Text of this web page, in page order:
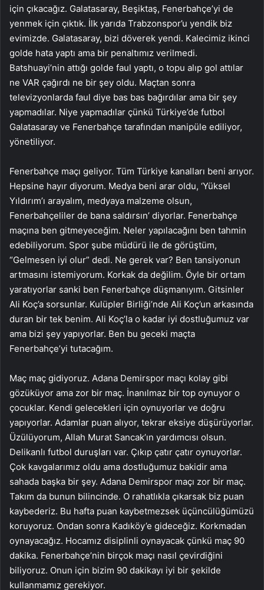
için çıkacağız. Galatasaray, Beşiktaş, Fenerbahçe’yi de
yenmek için çıktık. İlk yarıda Trabzonspor’u yendik biz
evimizde. Galatasaray, bizi döverek yendi. Kalecimiz ikinci
golde hata yaptı ama bir penaltımız verilmedi.
Batshuayi’nin attığı golde faul yaptı, o topu alıp gol attılar
ne VAR çağırdı ne bir şey oldu. Maçtan sonra
televizyonlarda faul diye bas bas bağırdılar ama bir şey
yapmadılar. Niye yapmadılar çünkü Türkiye’de futbol
Galatasaray ve Fenerbahçe tarafından manipüle ediliyor,
yönetiliyor.
Fenerbahçe maçı geliyor. Tüm Türkiye kanalları beni arıyor.
Hepsine hayır diyorum. Medya beni arar oldu, ‘Yüksel
Yıldırım’ı arayalım, medyaya malzeme olsun,
Fenerbahçeliler de bana saldırsın’ diyorlar. Fenerbahçe
maçına ben gitmeyeceğim. Neler yapılacağını ben tahmin
edebiliyorum. Spor şube müdürü ile de görüştüm,
“Gelmesen iyi olur” dedi. Ne gerek var? Ben tansiyonun
artmasını istemiyorum. Korkak da değilim. Öyle bir ortam
yaratıyorlar sanki ben Fenerbahçe düşmanıyım. Gitsinler
Ali Koç’a sorsunlar. Kulüpler Birliği’nde Ali Koç’un arkasında
duran bir tek benim. Ali Koç’la o kadar iyi dostluğumuz var
ama bizi şey yapıyorlar. Ben bu geceki maçta
Fenerbahçe’yi tutacağım.
Maç maç gidiyoruz. Adana Demirspor maçı kolay gibi
gözüküyor ama zor bir maç. İnanılmaz bir top oynuyor o
çocuklar. Kendi gelecekleri için oynuyorlar ve doğru
yapıyorlar. Adamlar puan alıyor, tekrar eksiye düşürüyorlar.
Üzülüyorum, Allah Murat Sancak’ın yardımcısı olsun.
Delikanlı futbol duruşları var. Çıkıp çatır çatır oynuyorlar.
Çok kavgalarımız oldu ama dostluğumuz bakidir ama
sahada başka bir şey. Adana Demirspor maçı zor bir maç.
Takım da bunun bilincinde. O rahatlıkla çıkarsak biz puan
kaybederiz. Bu hafta puan kaybetmezsek üçüncülüğümüzü
koruyoruz. Ondan sonra Kadıköy’e gideceğiz. Korkmadan
oynayacağız. Hocamız disiplinli oynayacak çünkü maç 90
dakika. Fenerbahçe’nin birçok maçı nasıl çevirdiğini
biliyoruz. Onun için bizim 90 dakikayı iyi bir şekilde
kullanmamız gerekiyor.